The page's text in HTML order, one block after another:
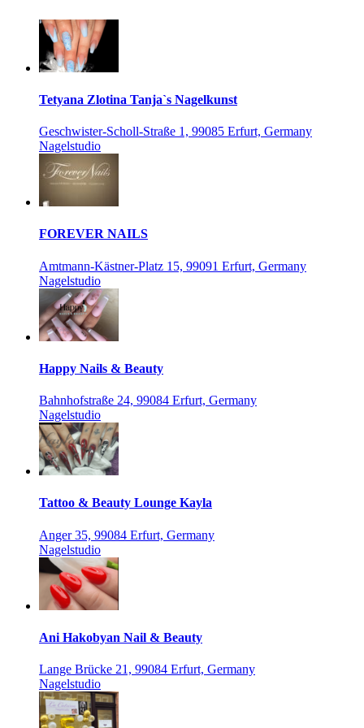
Tetyana Zlotina Tanja`s Nagelkunst
Geschwister-Scholl-Straße 1, 99085 Erfurt, Germany
Nagelstudio
FOREVER NAILS
Amtmann-Kästner-Platz 15, 99091 Erfurt, Germany
Nagelstudio
Happy Nails & Beauty
Bahnhofstraße 24, 99084 Erfurt, Germany
Nagelstudio
Tattoo & Beauty Lounge Kayla
Anger 35, 99084 Erfurt, Germany
Nagelstudio
Ani Hakobyan Nail & Beauty
Lange Brücke 21, 99084 Erfurt, Germany
Nagelstudio